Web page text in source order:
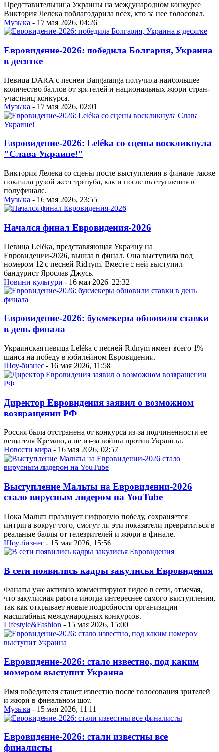
Представительница Украины на международном конкурсе
Виктория Лелека поблагодарила всех, кто за нее голосовал.
Музыка - 17 мая 2026, 04:26
Евровидение-2026: победила Болгария, Украина
в десятке
Певица DARA с песней Bangaranga получила наибольшее
количество баллов от зрителей и национальных жюри стран-
участниц конкурса.
Музыка - 17 мая 2026, 02:01
Евровидение-2026: Leléka со сцены воскликнула
"Слава Украине!"
Виктория Лелека со сцены после выступления в финале также
показала рукой жест тризуба, как и после выступления в
полуфинале.
Музыка - 16 мая 2026, 23:55
Начался финал Евровидения-2026
Певица Leléka, представляющая Украину на
Евровидении-2026, вышла в финал. Она выступила под
номером 12 с песней Ridnym. Вместе с ней выступил
бандурист Ярослав Джусь.
Новини культури - 16 мая 2026, 22:32
Евровидение-2026: букмекеры обновили ставки
в день финала
Украинская певица Leléka с песней Ridnym имеет всего 1%
шанса на победу в юбилейном Евровидении.
Шоу-бизнес - 16 мая 2026, 11:58
Директор Евровидения заявил о возможном
возвращении РФ
Россия была отстранена от конкурса из-за подчиненности ее
вещателя Кремлю, а не из-за войны против Украины.
Новости мира - 16 мая 2026, 02:57
Выступление Мальты на Евровидении-2026
стало вирусным лидером на YouTube
Пока Мальта празднует цифровую победу, сохраняется
интрига вокруг того, смогут ли эти показатели превратиться в
реальные баллы от телезрителей и жюри в финале.
Шоу-бизнес - 15 мая 2026, 15:56
В сети появились кадры закулисья Евровидения
Фанаты уже активно комментируют видео в сети, отмечая,
что закулисная работа иногда интереснее самого выступления,
так как открывает новые подробности организации
масштабных международных конкурсов.
Lifestyle&Fashion - 15 мая 2026, 15:00
Евровидение-2026: стало известно, под каким
номером выступит Украина
Имя победителя станет известно после голосования зрителей
и жюри в финальном шоу.
Музыка - 15 мая 2026, 11:11
Евровидение-2026: стали известны все
финалисты